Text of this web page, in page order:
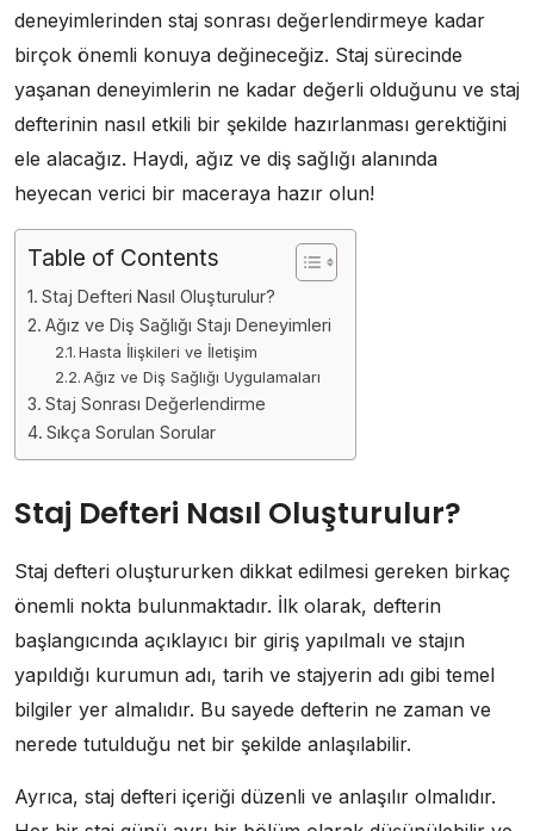
deneyimlerinden staj sonrası değerlendirmeye kadar
birçok önemli konuya değineceğiz. Staj sürecinde
yaşanan deneyimlerin ne kadar değerli olduğunu ve staj
defterinin nasıl etkili bir şekilde hazırlanması gerektiğini
ele alacağız. Haydi, ağız ve diş sağlığı alanında
heyecan verici bir maceraya hazır olun!
Table of Contents
Staj Defteri Nasıl Oluşturulur?
Ağız ve Diş Sağlığı Stajı Deneyimleri
Hasta İlişkileri ve İletişim
Ağız ve Diş Sağlığı Uygulamaları
Staj Sonrası Değerlendirme
Sıkça Sorulan Sorular
Staj Defteri Nasıl Oluşturulur?
Staj defteri oluştururken dikkat edilmesi gereken birkaç
önemli nokta bulunmaktadır. İlk olarak, defterin
başlangıcında açıklayıcı bir giriş yapılmalı ve stajın
yapıldığı kurumun adı, tarih ve stajyerin adı gibi temel
bilgiler yer almalıdır. Bu sayede defterin ne zaman ve
nerede tutulduğu net bir şekilde anlaşılabilir.
Ayrıca, staj defteri içeriği düzenli ve anlaşılır olmalıdır.